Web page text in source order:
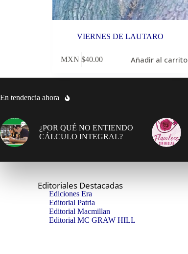
VIERNES DE LAUTARO
MXN $40.00 Añadir al carrito
En tendencia ahora
¿POR QUÉ NO ENTIENDO
CÁLCULO INTEGRAL?
Editoriales Destacadas
Ediciones Era
Editorial Patria
Editorial Macmillan
Editorial MC GRAW HILL